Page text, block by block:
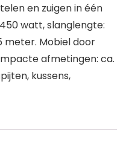
en zuigen in één
watt, slanglengte:
meter. Mobiel door
afmetingen: ca.
kussens,